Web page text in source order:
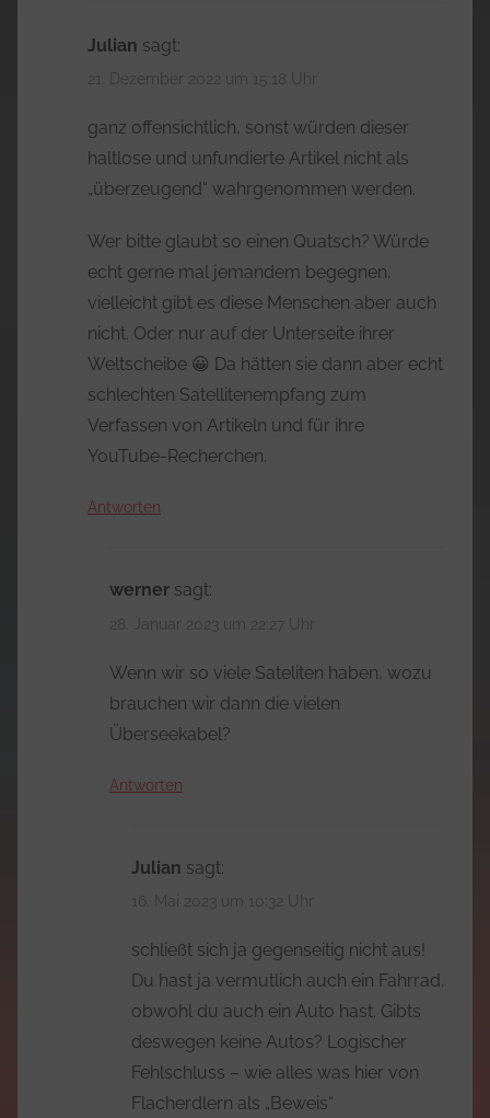
Julian sagt:
21. Dezember 2022 um 15:18 Uhr
ganz offensichtlich, sonst würden dieser
haltlose und unfundierte Artikel nicht als
„überzeugend“ wahrgenommen werden.
Wer bitte glaubt so einen Quatsch? Würde
echt gerne mal jemandem begegnen,
vielleicht gibt es diese Menschen aber auch
nicht. Oder nur auf der Unterseite ihrer
Weltscheibe 😀 Da hätten sie dann aber echt
schlechten Satellitenempfang zum
Verfassen von Artikeln und für ihre
YouTube-Recherchen.
Antworten
werner sagt:
28. Januar 2023 um 22:27 Uhr
Wenn wir so viele Sateliten haben, wozu
brauchen wir dann die vielen
Überseekabel?
Antworten
Julian sagt:
16. Mai 2023 um 10:32 Uhr
schließt sich ja gegenseitig nicht aus!
Du hast ja vermutlich auch ein Fahrrad,
obwohl du auch ein Auto hast. Gibts
deswegen keine Autos? Logischer
Fehlschluss – wie alles was hier von
Flacherdlern als „Beweis“